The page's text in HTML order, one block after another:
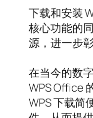
下载和安装
核心功能的
源，进一步
在当今的数
WPS Office
WPS 下载简